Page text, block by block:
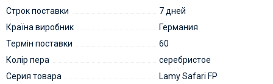
Строк поставки
7 дней
Країна виробник
Германия
Термін поставки
60
Колір пера
серебристое
Серия товара
Lamy Safari FP